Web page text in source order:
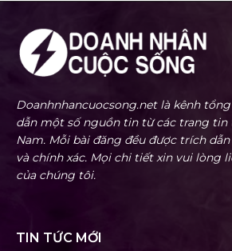
Doanhnhancuocsong.net là kênh
dẫn một số nguồn tin từ các trang tin
Nam. Mỗi bài đăng đều được trích
và chính xác. Mọi chi tiết xin vui lòng
của chúng tôi.
TIN TỨC MỚI